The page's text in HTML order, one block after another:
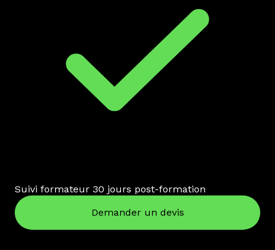
Suivi formateur 30 jours post-formation
Demander un devis